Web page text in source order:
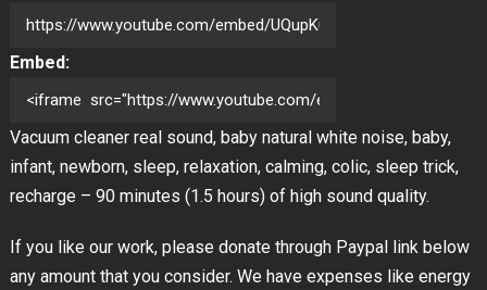
Embed:
Vacuum cleaner real sound, baby natural white noise, baby,
infant, newborn, sleep, relaxation, calming, colic, sleep trick,
recharge – 90 minutes (1.5 hours) of high sound quality.
If you like our work, please donate through Paypal link below
any amount that you consider. We have expenses like energy